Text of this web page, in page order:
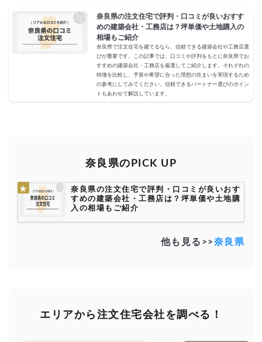
奈良県の注文住宅で評判・口コミが良いおすす
めの建築会社・工務店は？坪単価や土地購入の
相場もご紹介
奈良県で注文住宅を建てるなら、信頼できる建築会社や工務店選
びが重要です。この記事では、口コミや評判をもとに奈良県でお
すすめの建築会社・工務店を厳選してご紹介します。それぞれの
特徴を比較し、予算や希望に合った理想の住まいを実現するため
の参考にしてみてください。信頼できるパートナー選びのポイン
トもあわせて解説しています。
奈良県のPICK UP
奈良県の注文住宅で評判・口コミが良いおす
すめの建築会社・工務店は？坪単価や土地購
入の相場もご紹介
他も見る>>奈良県
エリアから注文住宅会社を調べる！